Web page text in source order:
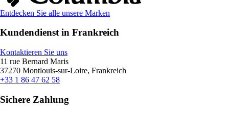
Entdecken Sie alle unsere Marken
Kundendienst in Frankreich
Kontaktieren Sie uns
11 rue Bernard Maris
37270 Montlouis-sur-Loire, Frankreich
+33 1 86 47 62 58
Sichere Zahlung